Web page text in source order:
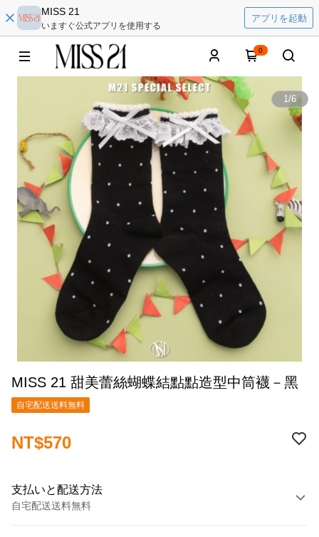
MISS 21
いますぐ公式アプリを使用する
アプリを起動
0
1/6
MISS 21 甜美蕾絲蝴蝶結點點造型中筒襪－黑
自宅配送送料無料
NT$570
支払いと配送方法
自宅配送送料無料